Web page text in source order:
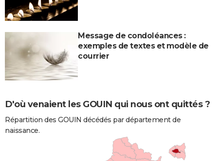
Message de condoléances :
exemples de textes et modèle de
courrier
D'où venaient les GOUIN qui nous ont quittés ?
Répartition des GOUIN décédés par département de
naissance.